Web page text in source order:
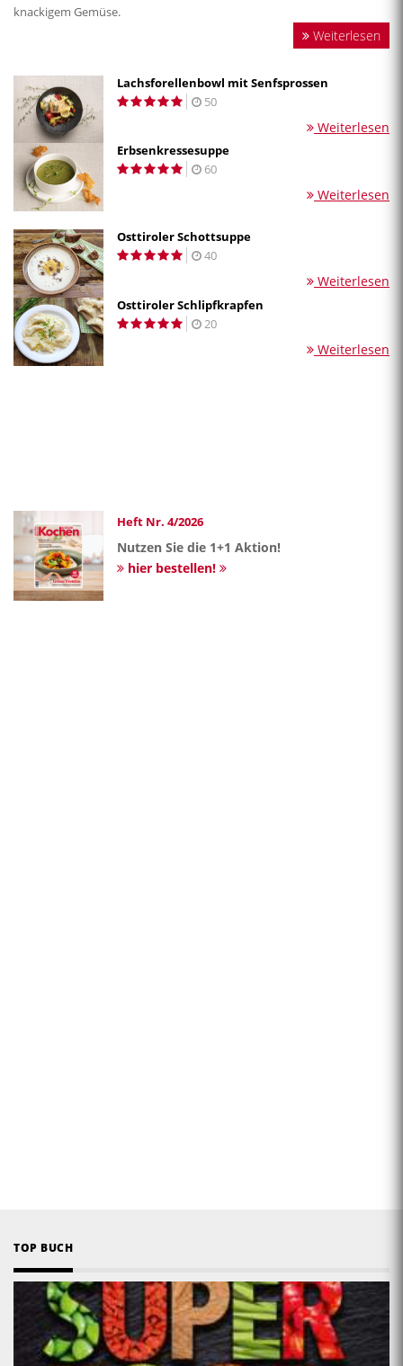
knackigem Gemüse.
Weiterlesen
Lachsforellenbowl mit Senfsprossen
50
Weiterlesen
Erbsenkressesuppe
60
Weiterlesen
Osttiroler Schottsuppe
40
Weiterlesen
Osttiroler Schlipfkrapfen
20
Weiterlesen
Heft Nr. 4/2026
Nutzen Sie die 1+1 Aktion!
hier bestellen!
TOP BUCH